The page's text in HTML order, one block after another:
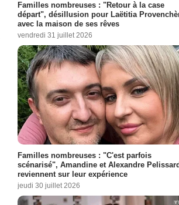
Familles nombreuses : "Retour à la case
départ", désillusion pour Laëtitia
avec la maison de ses rêves
vendredi 31 juillet 2026
Familles nombreuses : "C'est parfois
scénarisé", Amandine et Alexandre Pelissard
reviennent sur leur expérience
jeudi 30 juillet 2026